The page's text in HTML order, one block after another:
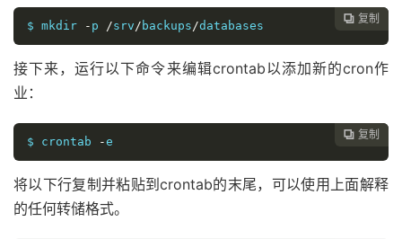
 复制
$ mkdir - p /srv/ backups/databases
接下来，运行以下命令来编辑crontab以添加新的cron作
业：
 复制
$ crontab -e
将以下行复制并粘贴到crontab的末尾，可以使用上面解释
的任何转储格式。